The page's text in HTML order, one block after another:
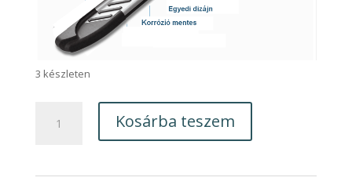
3 készleten
Gladiator
Kosárba teszem